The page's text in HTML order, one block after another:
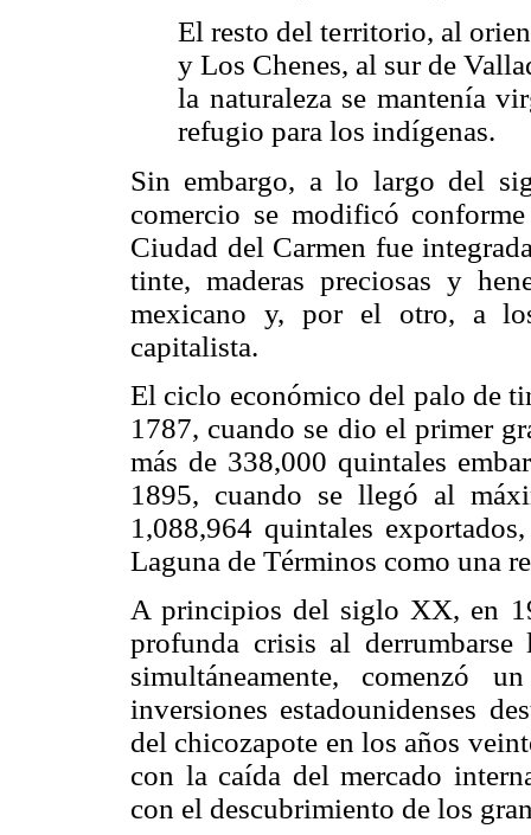
El resto del territorio, al
y Los Chenes, al sur de
la naturaleza se mantenía
refugio para los indígenas.
Sin embargo, a lo largo del
comercio se modificó
Ciudad del Carmen fue
tinte, maderas preciosas y
mexicano y, por el otro, a
capitalista.
El ciclo económico del palo de
1787, cuando se dio el primer
más de 338,000 quintales
1895, cuando se llegó al
1,088,964 quintales
Laguna de Términos como una
A principios del siglo XX, en
profunda crisis al
simultáneamente,
inversiones estadounidenses
del chicozapote en los años
con la caída del mercado
con el descubrimiento de los